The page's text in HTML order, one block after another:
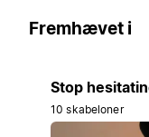
Fremhævet i
Stop
10 skabeloner